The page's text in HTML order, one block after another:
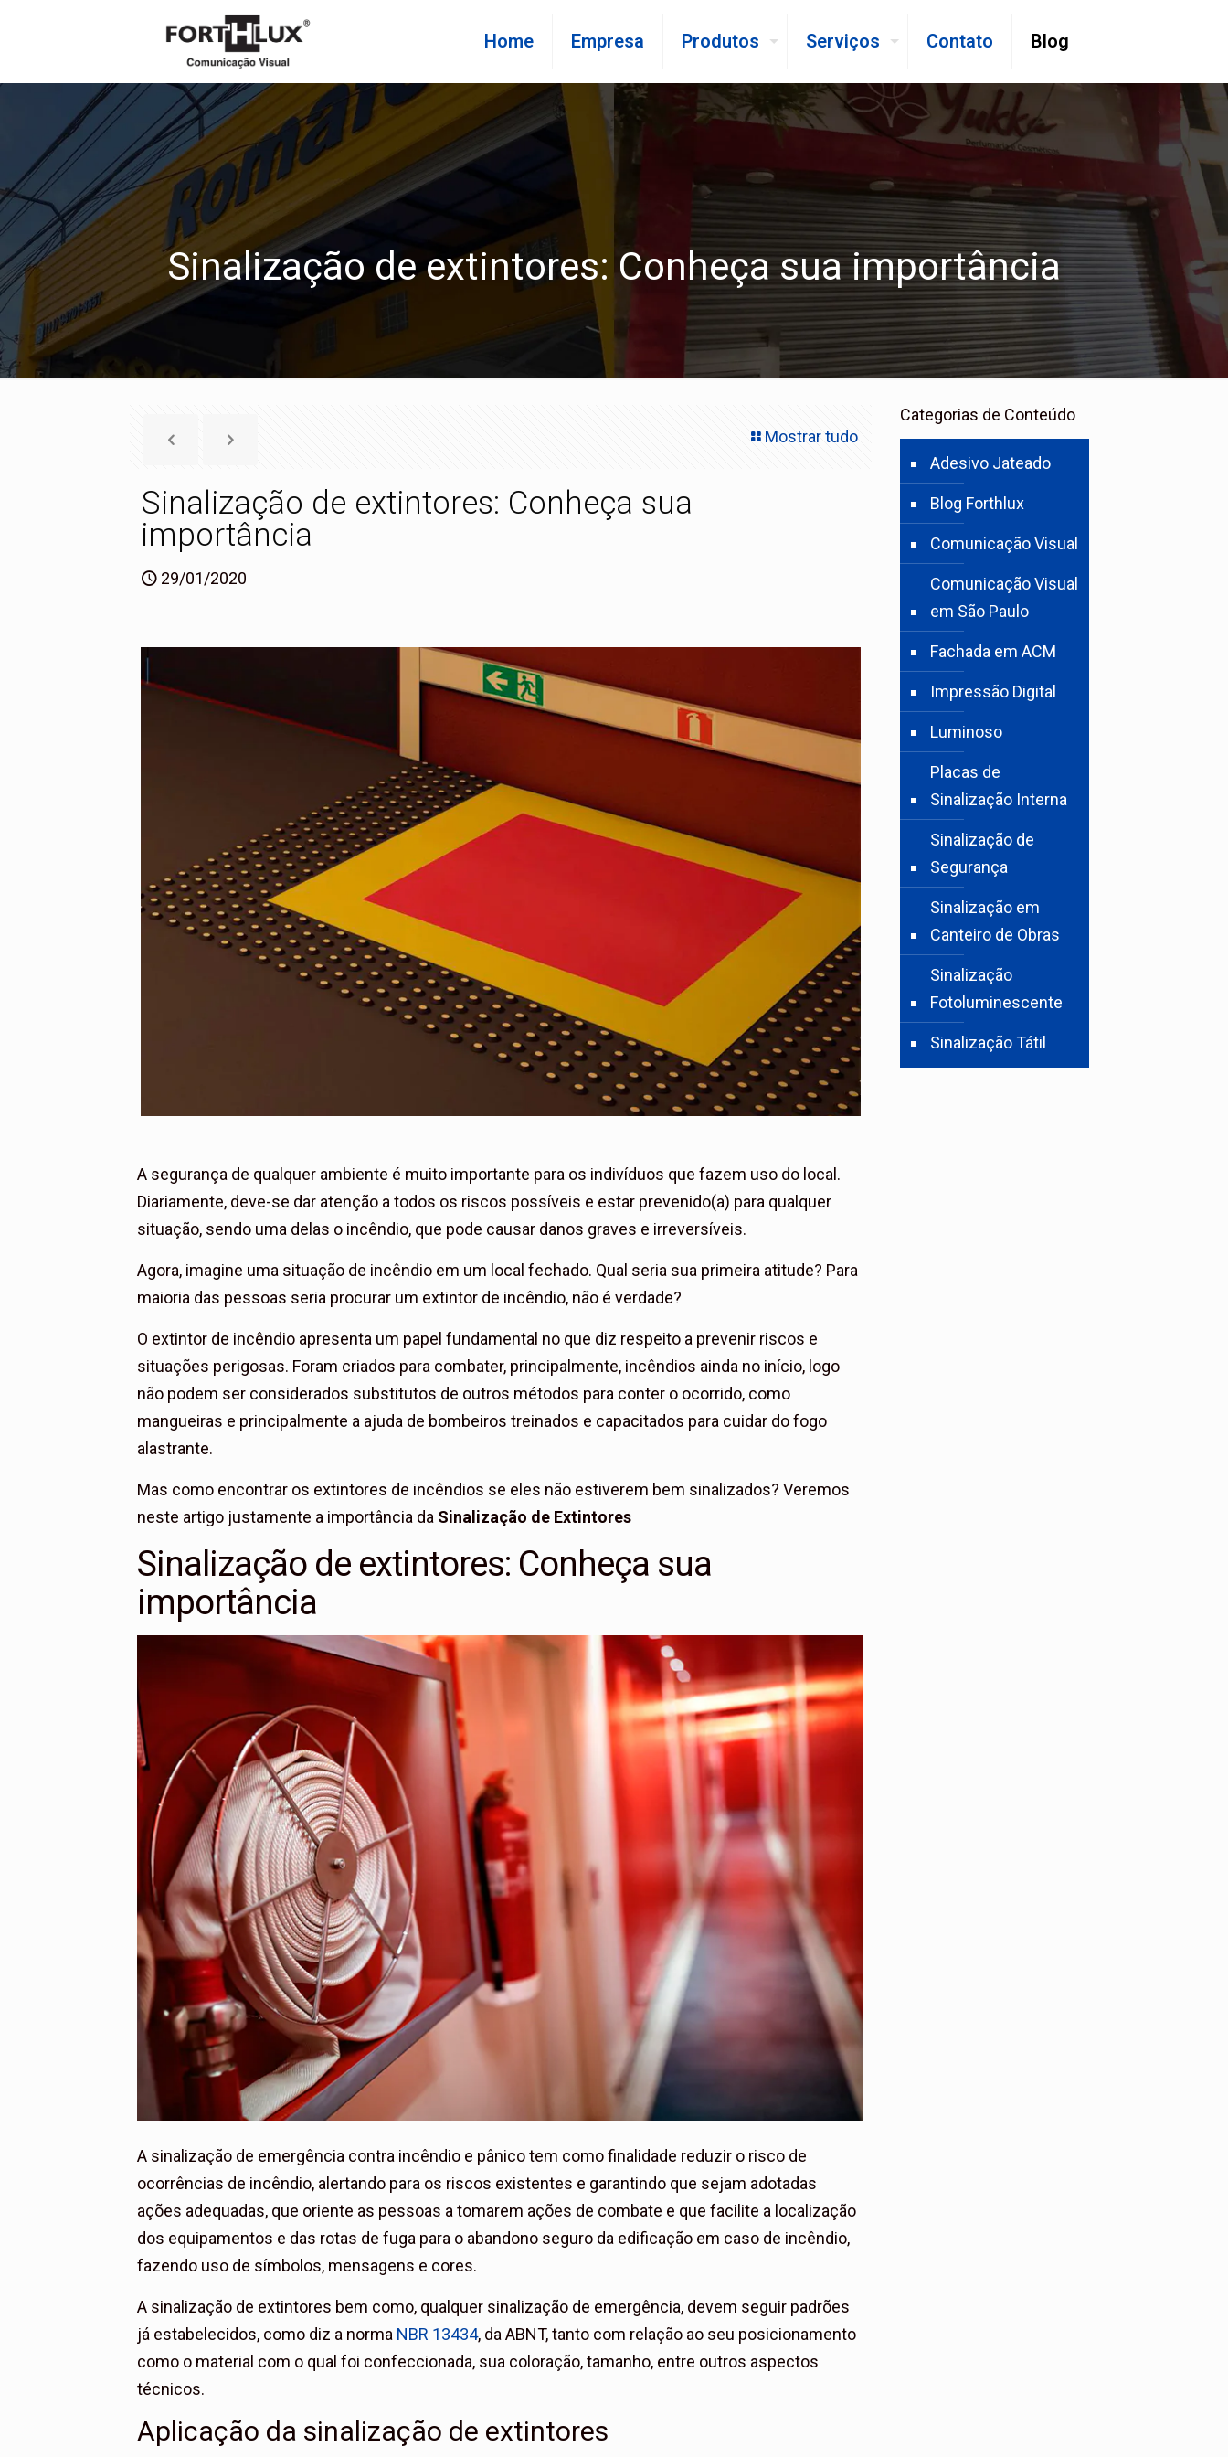
Home Empresa Produtos Serviços Contato Blog
Sinalização de extintores: Conheça sua importância
Mostrar tudo
Sinalização de extintores: Conheça sua
importância
29/01/2020
A segurança de qualquer ambiente é muito importante para os indivíduos que fazem uso do local.
Diariamente, deve-se dar atenção a todos os riscos possíveis e estar prevenido(a) para qualquer
situação, sendo uma delas o incêndio, que pode causar danos graves e irreversíveis.
Agora, imagine uma situação de incêndio em um local fechado. Qual seria sua primeira atitude? Para
maioria das pessoas seria procurar um extintor de incêndio, não é verdade?
O extintor de incêndio apresenta um papel fundamental no que diz respeito a prevenir riscos e
situações perigosas. Foram criados para combater, principalmente, incêndios ainda no início, logo
não podem ser considerados substitutos de outros métodos para conter o ocorrido, como
mangueiras e principalmente a ajuda de bombeiros treinados e capacitados para cuidar do fogo
alastrante.
Mas como encontrar os extintores de incêndios se eles não estiverem bem sinalizados? Veremos
neste artigo justamente a importância da Sinalização de Extintores
Sinalização de extintores: Conheça sua
importância
A sinalização de emergência contra incêndio e pânico tem como finalidade reduzir o risco de
ocorrências de incêndio, alertando para os riscos existentes e garantindo que sejam adotadas
ações adequadas, que oriente as pessoas a tomarem ações de combate e que facilite a localização
dos equipamentos e das rotas de fuga para o abandono seguro da edificação em caso de incêndio,
fazendo uso de símbolos, mensagens e cores.
A sinalização de extintores bem como, qualquer sinalização de emergência, devem seguir padrões
já estabelecidos, como diz a norma NBR 13434, da ABNT, tanto com relação ao seu posicionamento
como o material com o qual foi confeccionada, sua coloração, tamanho, entre outros aspectos
técnicos.
Aplicação da sinalização de extintores
Categorias de Conteúdo
Adesivo Jateado
Blog Forthlux
Comunicação Visual
Comunicação Visual
em São Paulo
Fachada em ACM
Impressão Digital
Luminoso
Placas de
Sinalização Interna
Sinalização de
Segurança
Sinalização em
Canteiro de Obras
Sinalização
Fotoluminescente
Sinalização Tátil